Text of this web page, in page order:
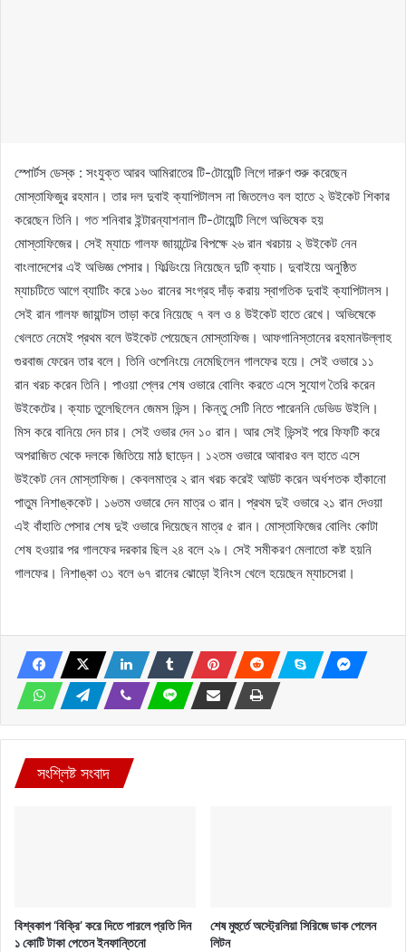
স্পোর্টস ডেস্ক : সংযুক্ত আরব আমিরাতের টি-টোয়েন্টি লিগে দারুণ শুরু করেছেন
মোস্তাফিজুর রহমান। তার দল দুবাই ক্যাপিটালস না জিতলেও বল হাতে ২ উইকেট শিকার
করেছেন তিনি। গত শনিবার ইন্টারন্যাশনাল টি-টোয়েন্টি লিগে অভিষেক হয়
মোস্তাফিজের। সেই ম্যাচে গালফ জায়ান্টের বিপক্ষে ২৬ রান খরচায় ২ উইকেট নেন
বাংলাদেশের এই অভিজ্ঞ পেসার। ফিল্ডিংয়ে নিয়েছেন দুটি ক্যাচ। দুবাইয়ে অনুষ্ঠিত
ম্যাচটিতে আগে ব্যাটিং করে ১৬০ রানের সংগ্রহ দাঁড় করায় স্বাগতিক দুবাই ক্যাপিটালস।
সেই রান গালফ জায়ান্টস তাড়া করে নিয়েছে ৭ বল ও ৪ উইকেট হাতে রেখে। অভিষেকে
খেলতে নেমেই প্রথম বলে উইকেট পেয়েছেন মোস্তাফিজ। আফগানিস্তানের রহমানউল্লাহ
গুরবাজ ফেরেন তার বলে। তিনি ওপেনিংয়ে নেমেছিলেন গালফের হয়ে। সেই ওভারে ১১
রান খরচ করেন তিনি। পাওয়া প্লের শেষ ওভারে বোলিং করতে এসে সুযোগ তৈরি করেন
উইকেটের। ক্যাচ তুলেছিলেন জেমস ভিন্স। কিন্তু সেটি নিতে পারেননি ডেভিড উইলি।
মিস করে বানিয়ে দেন চার। সেই ওভার দেন ১০ রান। আর সেই ভিন্সই পরে ফিফটি করে
অপরাজিত থেকে দলকে জিতিয়ে মাঠ ছাড়েন। ১২তম ওভারে আবারও বল হাতে এসে
উইকেট নেন মোস্তাফিজ। কেবলমাত্র ২ রান খরচ করেই আউট করেন অর্ধশতক হাঁকানো
পাতুম নিশাঙ্ককেট। ১৬তম ওভারে দেন মাত্র ৩ রান। প্রথম দুই ওভারে ২১ রান দেওয়া
এই বাঁহাতি পেসার শেষ দুই ওভারে দিয়েছেন মাত্র ৫ রান। মোস্তাফিজের বোলিং কোটা
শেষ হওয়ার পর গালফের দরকার ছিল ২৪ বলে ২৯। সেই সমীকরণ মেলাতো কষ্ট হয়নি
গালফের। নিশাঙ্কা ৩১ বলে ৬৭ রানের ঝোড়ো ইনিংস খেলে হয়েছেন ম্যাচসেরা।
সংশ্লিষ্ট সংবাদ
বিশ্বকাপ ‘বিক্রি’ করে দিতে পারলে প্রতি দিন
১ কোটি টাকা পেতেন ইনফান্তিনো
শেষ মুহুর্তে অস্ট্রেলিয়া সিরিজে ডাক পেলেন
লিটন